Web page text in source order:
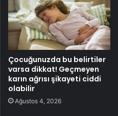
Çocuğunuzda bu belirtiler
varsa dikkat! Geçmeyen
karın ağrısı şikayeti ciddi
olabilir
Ağustos 4, 2026